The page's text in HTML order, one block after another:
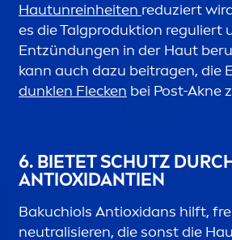
Hautunreinheiten reduziert
es die Talgproduktion reguliert
Entzündungen in der Haut
kann auch dazu beitragen, die
dunklen Flecken bei Post-Akne
6. BIETET SCHUTZ
ANTIOXIDANTIEN
Bakuchiols Antioxidans hilft,
neutralisieren, die sonst die